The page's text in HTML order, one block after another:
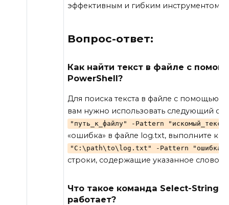
эффективным и гибким инструментом
Вопрос-ответ:
Как найти текст в файле с
PowerShell?
Для поиска текста в файле с помощью
вам нужно использовать следующий
"путь_к_файлу" -Pattern "искомый_текст"
«ошибка» в файле log.txt, выполните
"C:\path\to\log.txt" -Pattern "ошибка"
строки, содержащие указанное слово.
Что такое команда Select-String
работает?